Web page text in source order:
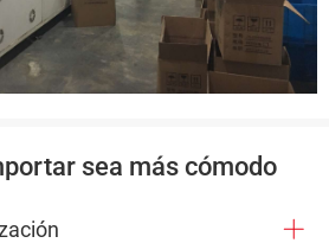
sea más cómodo